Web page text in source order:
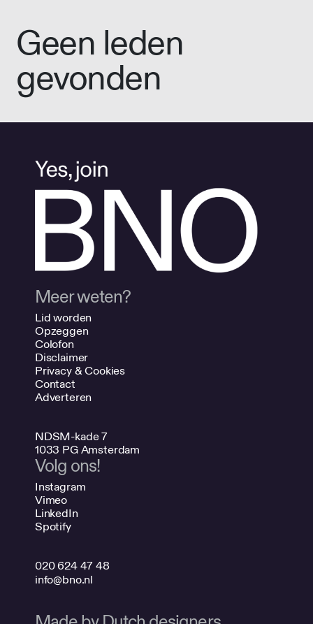
Geen leden
gevonden
Meer weten?
Lid worden
Opzeggen
Colofon
Disclaimer
Privacy & Cookies
Contact
Adverteren
NDSM-kade 7
1033 PG Amsterdam
Volg ons!
Instagram
Vimeo
LinkedIn
Spotify
020 624 47 48
info@bno.nl